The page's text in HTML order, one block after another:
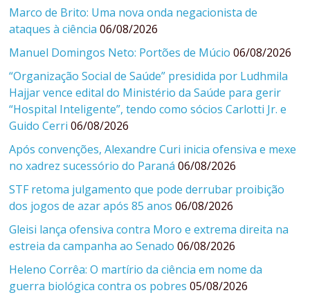
Marco de Brito: Uma nova onda negacionista de
ataques à ciência 06/08/2026
Manuel Domingos Neto: Portões de Múcio 06/08/2026
“Organização Social de Saúde” presidida por Ludhmila
Hajjar vence edital do Ministério da Saúde para gerir
“Hospital Inteligente”, tendo como sócios Carlotti Jr. e
Guido Cerri 06/08/2026
Após convenções, Alexandre Curi inicia ofensiva e mexe
no xadrez sucessório do Paraná 06/08/2026
STF retoma julgamento que pode derrubar proibição
dos jogos de azar após 85 anos 06/08/2026
Gleisi lança ofensiva contra Moro e extrema direita na
estreia da campanha ao Senado 06/08/2026
Heleno Corrêa: O martírio da ciência em nome da
guerra biológica contra os pobres 05/08/2026